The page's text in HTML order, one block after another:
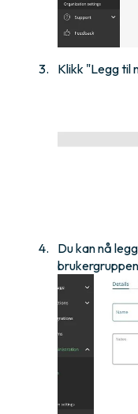
Klikk "Legg til
Du kan nå